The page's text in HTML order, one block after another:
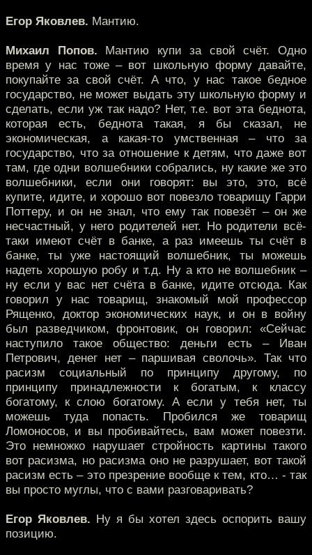
Егор Яковлев. Мантию.
Михаил Попов. Мантию купи за свой счёт. Одно
время у нас тоже – вот школьную форму давайте,
покупайте за свой счёт. А что, у нас такое бедное
государство, не может выдать эту школьную форму и
сделать, если уж так надо? Нет, т.е. вот эта беднота,
которая есть, беднота такая, я бы сказал, не
экономическая, а какая-то умственная – что за
государство, что за отношение к детям, что даже вот
там, где одни волшебники собрались, ну какие же это
волшебники, если они говорят: вы это, это, всё
купите, идите, и хорошо вот повезло товарищу Гарри
Поттеру, и он не знал, что ему так повезёт – он же
несчастный, у него родителей нет. Но родители всё-
таки имеют счёт в банке, а раз имеешь ты счёт в
банке, ты уже настоящий волшебник, ты можешь
надеть хорошую робу и т.д. Ну а кто не волшебник –
ну если у вас нет счёта в банке, идите отсюда. Как
говорил у нас товарищ, знакомый мой профессор
Рященко, доктор экономических наук, и он в войну
был разведчиком, фронтовик, он говорил: «Сейчас
наступило такое общество: деньги есть – Иван
Петрович, денег нет – паршивая сволочь». Так что
расизм социальный по принципу другому, по
принципу принадлежности к богатым, к классу
богатому, к слою богатому. А если у тебя нет, ты
можешь туда попасть. Пробился же товарищ
Ломоносов, и вы пробивайтесь, вам может повезти.
Это немножко нарушает стройность картины такого
вот расизма, но расизма оно не разрушает, вот такой
расизм есть – это презрение вообще к тем, кто… - так
вы просто муглы, что с вами разговаривать?
Егор Яковлев. Ну я бы хотел здесь оспорить вашу
позицию.